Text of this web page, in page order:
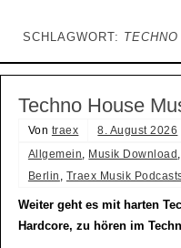
SCHLAGWORT: TECHNO
Techno House
Von traex
8. August 2026
Allgemein, Musik Download
Berlin , Traex Musik
Weiter geht es mit harten
Hardcore, zu hören im